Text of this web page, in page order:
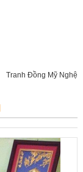
Tranh Đồng Mỹ Nghệ